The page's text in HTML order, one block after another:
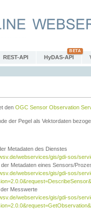
REST-API HyDAS-API
den OGC Sensor Observation
der Pegel als Vektordaten
Metadaten des Dienstes
webservices/gis/gdi-sos/
Metadaten eines Sensors/
webservices/gis/gdi-sos/
Messwerte
webservices/gis/gdi-sos/